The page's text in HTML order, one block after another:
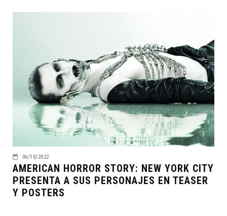
06/10/2022
AMERICAN HORROR STORY: NEW YORK CITY
PRESENTA A SUS PERSONAJES EN TEASER
Y POSTERS